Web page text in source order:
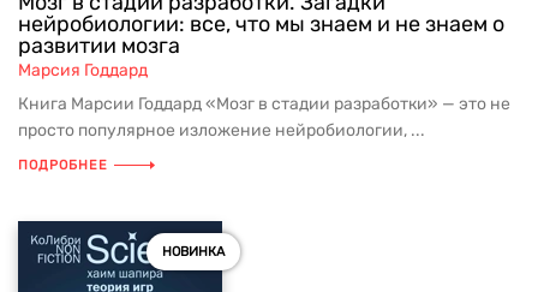
нейробиологии: все, что мы знаем и не знаем о
развитии мозга
Марсия Годдард
Книга Марсии Годдард «Мозг в стадии разработки» — это не
просто популярное изложение нейробиологии, ...
ПОДРОБНЕЕ
НОВИНКА